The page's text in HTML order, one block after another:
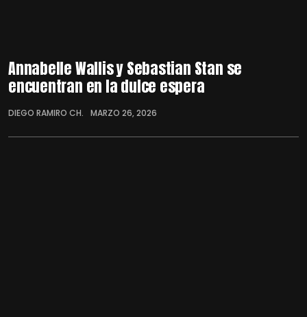
Annabelle Wallis y Sebastian Stan se
encuentran en la dulce espera
DIEGO RAMIRO CH. MARZO 26, 2026